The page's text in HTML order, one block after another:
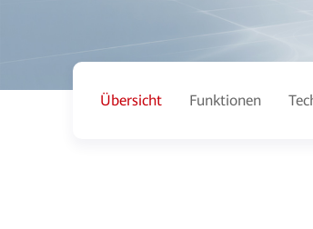
Übersicht Funktionen